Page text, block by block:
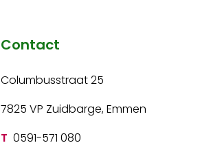
Contact
Columbusstraat 25
7825 VP Zuidbarge, Emmen
T 0591-571 080